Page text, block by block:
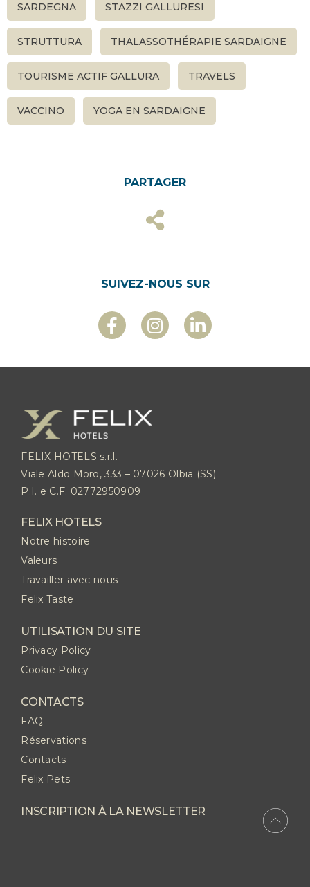
SARDEGNA STAZZI GALLURESI
STRUTTURA THALASSOTHÉRAPIE SARDAIGNE
TOURISME ACTIF GALLURA TRAVELS
VACCINO YOGA EN SARDAIGNE
PARTAGER
SUIVEZ-NOUS SUR
FELIX HOTELS s.r.l.
Viale Aldo Moro, 333 – 07026 Olbia (SS)
P.I. e C.F. 02772950909
FELIX HOTELS
Notre histoire
Valeurs
Travailler avec nous
Felix Taste
UTILISATION DU SITE
Privacy Policy
Cookie Policy
CONTACTS
FAQ
Réservations
Contacts
Felix Pets
INSCRIPTION À LA NEWSLETTER